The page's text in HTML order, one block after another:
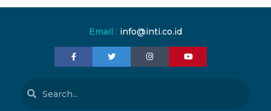
Email : info@inti.co.id